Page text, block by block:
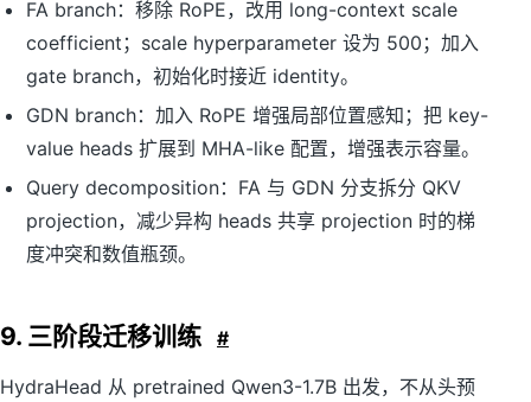
FA branch：移除 RoPE，改用 long-context scale
coefficient；scale hyperparameter 设为 500；加入
gate branch，初始化时接近 identity。
GDN branch：加入 RoPE 增强局部位置感知；把 key-
value heads 扩展到 MHA-like 配置，增强表示容量。
Query decomposition：FA 与 GDN 分支拆分 QKV
projection，减少异构 heads 共享 projection 时的梯
度冲突和数值瓶颈。
9. 三阶段迁移训练 #
HydraHead 从 pretrained Qwen3-1.7B 出发，不从头预